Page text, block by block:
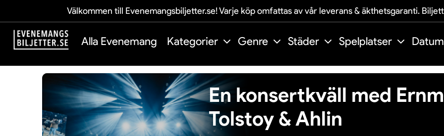
Välkommen till Evenemangsbiljetter.se! Varje köp omfattas av vår leverans & äkthetsgaranti.
Alla Evenemang Kategorier Genre Städer Spelplatser Datum
En konsertkväll med
Tolstoy & Ahlin